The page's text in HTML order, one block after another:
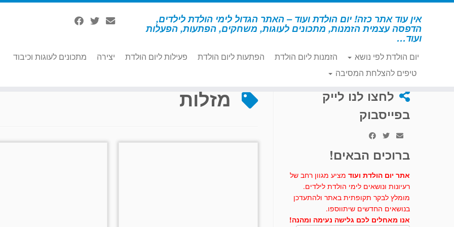
דלג
אין עוד אתר כזה! יום הולדת ועוד – האתר הגדול לימי הולדת לילדים,
הדפסה עצמית הזמנות, מתכונים לעוגות, משחקים, הפתעות, הפעלות
ועוד…
יום הולדת לפי נושא הזמנות ליום הולדת הפתעות ליום הולדת פעילות ליום הולדת יצירה
מתכונים לעוגות וכיבוד
טיפים להצלחת המסיבה
דף הבית » מזלות
לחצו לנו לייק
בפייסבוק
ברוכים הבאים!
אתר יום הולדת ועוד מציע מגוון רחב של
רעיונות ונושאים לימי הולדת לילדים.
מומלץ לבקר תקופתית באתר ולהתעדכן
בנושאים החדשים שיתווספו.
אנו מאחלים לכם גלישה נעימה ומהנה!
מזלות